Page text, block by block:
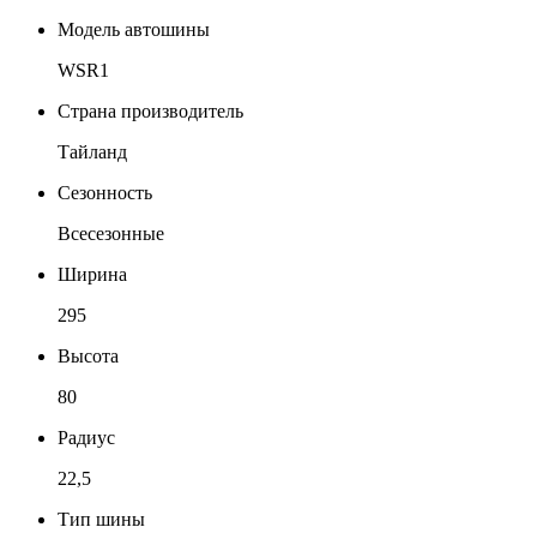
Модель автошины
WSR1
Страна производитель
Тайланд
Сезонность
Всесезонные
Ширина
295
Высота
80
Радиус
22,5
Тип шины